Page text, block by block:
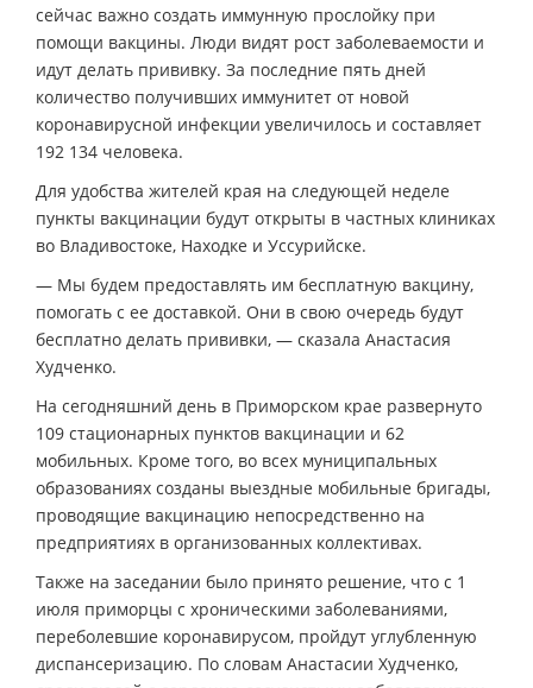
сейчас важно создать иммунную прослойку при
помощи вакцины. Люди видят рост заболеваемости и
идут делать прививку. За последние пять дней
количество получивших иммунитет от новой
коронавирусной инфекции увеличилось и составляет
192 134 человека.
Для удобства жителей края на следующей неделе
пункты вакцинации будут открыты в частных клиниках
во Владивостоке, Находке и Уссурийске.
— Мы будем предоставлять им бесплатную вакцину,
помогать с ее доставкой. Они в свою очередь будут
бесплатно делать прививки, — сказала Анастасия
Худченко.
На сегодняшний день в Приморском крае развернуто
109 стационарных пунктов вакцинации и 62
мобильных. Кроме того, во всех муниципальных
образованиях созданы выездные мобильные бригады,
проводящие вакцинацию непосредственно на
предприятиях в организованных коллективах.
Также на заседании было принято решение, что с 1
июля приморцы с хроническими заболеваниями,
переболевшие коронавирусом, пройдут углубленную
диспансеризацию. По словам Анастасии Худченко,